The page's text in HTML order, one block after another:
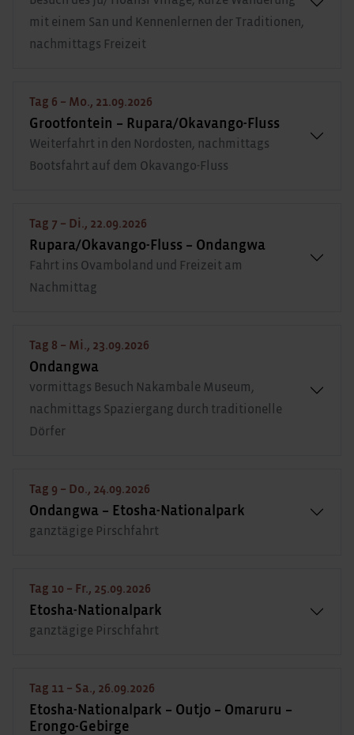
mit einem San und Kennenlernen der Traditionen,
nachmittags Freizeit
Tag 6 – Mo., 21.09.2026
Grootfontein – Rupara/Okavango-Fluss
Weiterfahrt in den Nordosten, nachmittags
Bootsfahrt auf dem Okavango-Fluss
Tag 7 – Di., 22.09.2026
Rupara/Okavango-Fluss – Ondangwa
Fahrt ins Ovamboland und Freizeit am
Nachmittag
Tag 8 – Mi., 23.09.2026
Ondangwa
vormittags Besuch Nakambale Museum,
nachmittags Spaziergang durch traditionelle
Dörfer
Tag 9 – Do., 24.09.2026
Ondangwa – Etosha-Nationalpark
ganztägige Pirschfahrt
Tag 10 – Fr., 25.09.2026
Etosha-Nationalpark
ganztägige Pirschfahrt
Tag 11 – Sa., 26.09.2026
Etosha-Nationalpark – Outjo – Omaruru –
Erongo-Gebirge